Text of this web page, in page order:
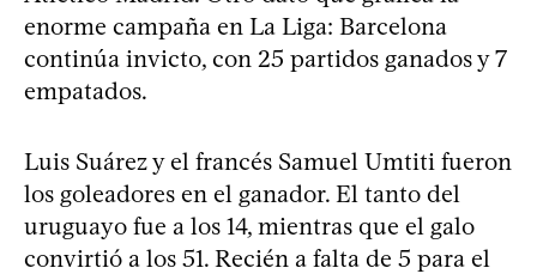
enorme campaña en La Liga: Barcelona
continúa invicto, con 25 partidos ganados y 7
empatados.
Luis Suárez y el francés Samuel Umtiti fueron
los goleadores en el ganador. El tanto del
uruguayo fue a los 14, mientras que el galo
convirtió a los 51. Recién a falta de 5 para el